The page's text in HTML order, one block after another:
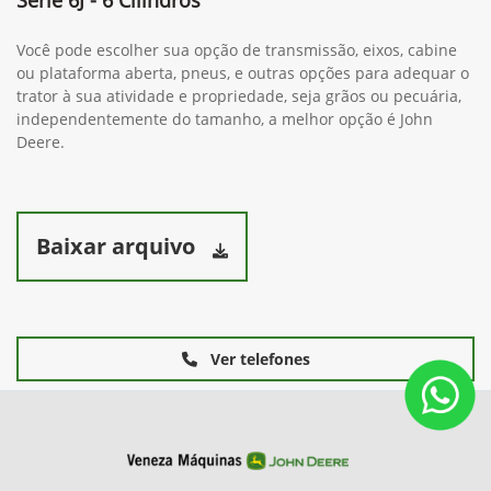
Você pode escolher sua opção de transmissão, eixos, cabine
ou plataforma aberta, pneus, e outras opções para adequar o
trator à sua atividade e propriedade, seja grãos ou pecuária,
independentemente do tamanho, a melhor opção é John
Deere.
Baixar arquivo
Ver telefones